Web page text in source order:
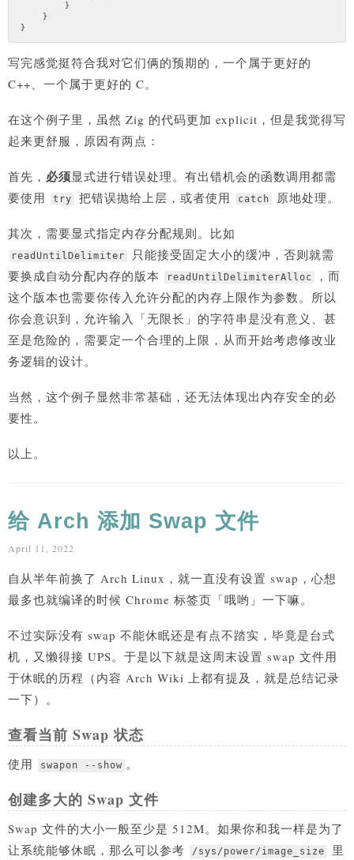
        }
    }
写完感觉挺符合我对它们俩的预期的，一个属于更好的
C++、一个属于更好的 C。
在这个例子里，虽然 Zig 的代码更加 explicit，但是我觉得写
起来更舒服，原因有两点：
首先， 必须显式进行错误处理。有出错机会的函数调用都需
要使用
try 把错误抛给上层，或者使用 catch 原地处理。
其次，需要显式指定内存分配规则。比如
readUntilDelimiter
只能接受固定大小的缓冲，否则就需
要换成自动分配内存的版本
readUntilDelimiterAlloc
，而
这个版本也需要你传入允许分配的内存上限作为参数。所以
你会意识到，允许输入「无限长」的字符串是没有意义、甚
至是危险的，需要定一个合理的上限，从而开始考虑修改业
务逻辑的设计。
当然，这个例子显然非常基础，还无法体现出内存安全的必
要性。
以上。
给 Arch 添加 Swap 文件
April 11, 2022
自从半年前换了 Arch Linux，就一直没有设置 swap，心想
最多也就编译的时候 Chrome 标签页「哦哟」一下嘛。
不过实际没有 swap 不能休眠还是有点不踏实，毕竟是台式
机，又懒得接 UPS。于是以下就是这周末设置 swap 文件用
于休眠的历程（内容 Arch Wiki 上都有提及，就是总结记录
一下）。
查看当前 Swap 状态
使用 swapon --show 。
创建多大的 Swap 文件
Swap 文件的大小一般至少是 512M。如果你和我一样是为了
让系统能够休眠，那么可以参考
/sys/power/image_size 里